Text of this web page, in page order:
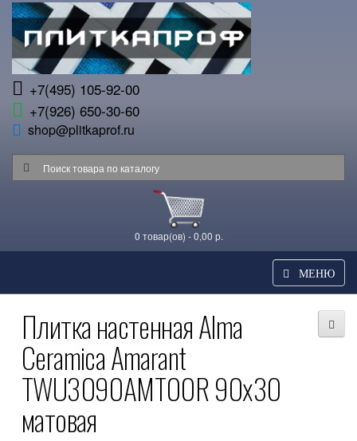
+7(495) 105-92-00
+7(926) 650-30-60
shop@plitkaprof.ru
0 товар(ов) - 0,00 р.
МЕНЮ
Плитка настенная Alma
Ceramica Amarant
TWU3090AMT00R 90x30
матовая